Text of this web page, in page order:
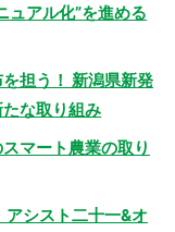
ュアル化”を進める
担う！ 新潟県新発
な取り組み
マート農業の取り
アシスト二十一&オ